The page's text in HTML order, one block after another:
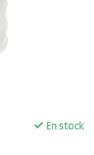
En stock